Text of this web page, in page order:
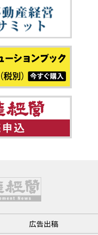
広告出稿